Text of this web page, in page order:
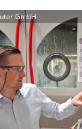
GmbH